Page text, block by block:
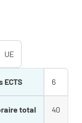
UE
ECTS 6
total 40